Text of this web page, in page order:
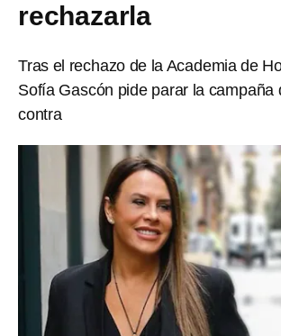
rechazarla
Tras el rechazo de la Academia de
Sofía Gascón pide parar la campaña
contra